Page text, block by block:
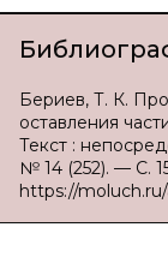
Бериев, Т. К.
оставления
Текст :
№ 14 (252). — С.
https://